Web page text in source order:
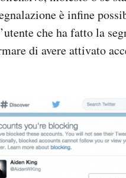
è infine
che ha fatto la
di avere attivato